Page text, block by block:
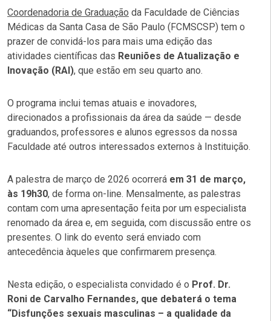
Coordenadoria de Graduação da Faculdade de Ciências
Médicas da Santa Casa de São Paulo (FCMSCSP) tem o
prazer de convidá-los para mais uma edição das
atividades científicas das Reuniões de Atualização e
Inovação (RAI), que estão em seu quarto ano.
O programa inclui temas atuais e inovadores,
direcionados a profissionais da área da saúde — desde
graduandos, professores e alunos egressos da nossa
Faculdade até outros interessados externos à Instituição.
A palestra de março de 2026 ocorrerá em 31 de março,
às 19h30, de forma on-line. Mensalmente, as palestras
contam com uma apresentação feita por um especialista
renomado da área e, em seguida, com discussão entre os
presentes. O link do evento será enviado com
antecedência àqueles que confirmarem presença.
Nesta edição, o especialista convidado é o Prof. Dr.
Roni de Carvalho Fernandes, que debaterá o tema
“Disfunções sexuais masculinas – a qualidade da